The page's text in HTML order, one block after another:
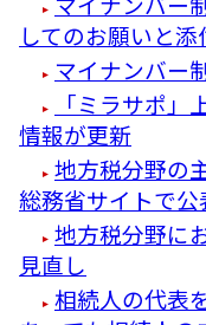
してのお願いと
マイナンバー
「ミラサポ
情報が更新
地方税分野の
総務省サイトで公
地方税分野に
見直し
相続人の代表